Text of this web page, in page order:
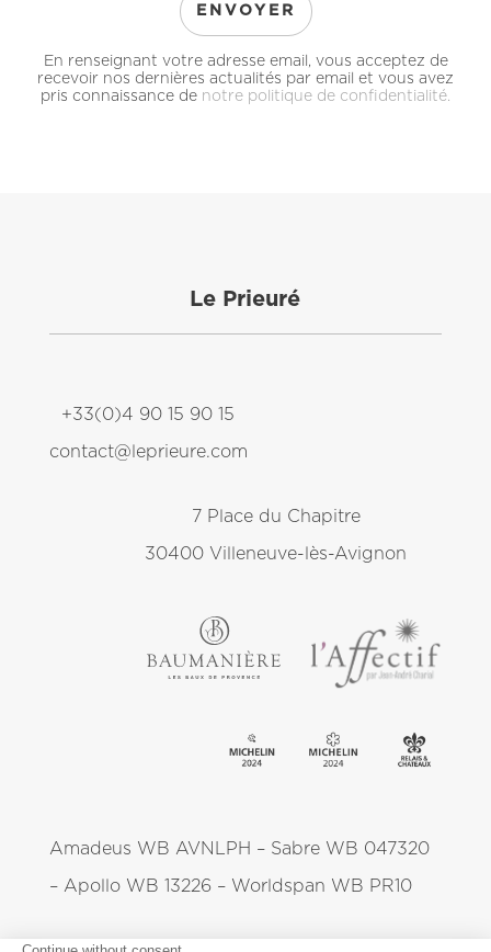
En renseignant votre adresse email, vous acceptez de
recevoir nos dernières actualités par email et vous avez
pris connaissance de notre politique de confidentialité.
Le Prieuré
+33(0)4 90 15 90 15
contact@leprieure.com
7 Place du Chapitre
30400 Villeneuve-lès-Avignon
Amadeus WB AVNLPH – Sabre WB 047320
– Apollo WB 13226 – Worldspan WB PR10